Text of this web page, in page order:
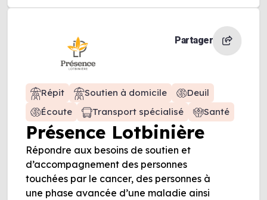
Présence Lotbinière
Partager
Répit Soutien à domicile
Deuil
Écoute
Transport spécialisé Santé
Répondre aux besoins de soutien et
d’accompagnement des personnes
touchées par le cancer, des personnes à
une phase avancée d’une maladie ainsi